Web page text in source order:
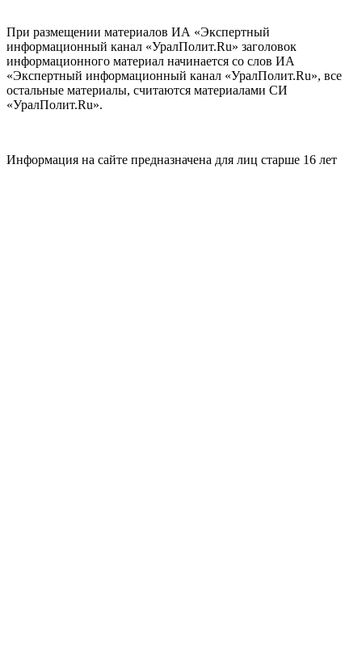
При размещении материалов ИА «Экспертный
информационный канал «УралПолит.Ru» заголовок
информационного материал начинается со слов ИА
«Экспертный информационный канал «УралПолит.Ru», все
остальные материалы, считаются материалами СИ
«УралПолит.Ru».
Информация на сайте предназначена для лиц старше 16 лет